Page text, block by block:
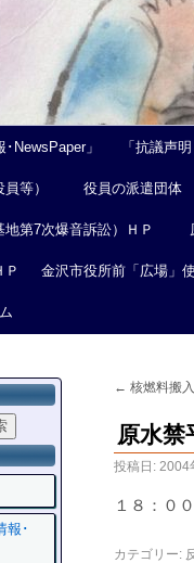
NewsPaper」 「抗議声
等） 役員の派遣団体
第7次爆音訴訟）ＨＰ
金沢市役所前「広場」
← 核燃料搬
原水禁
投稿日: 2004
１８：０
カテゴリー:
報･